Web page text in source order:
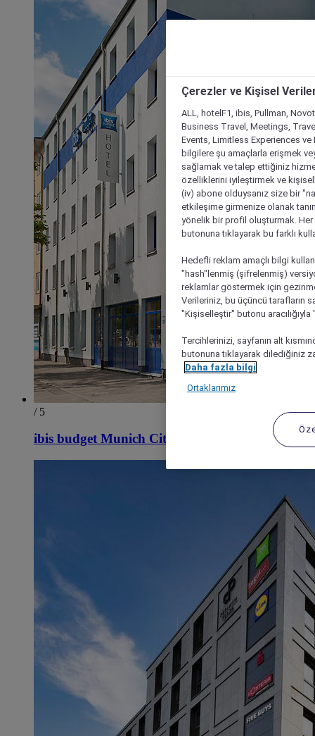
/ 5
ibis budget Munich City South
Çerezler ve Kişisel
ALL, hotelF1, ibis, Pullman,
Business Travel, Meetings,
Events, Limitless Experiences
bilgilere şu amaçlarla erişmek
sağlamak ve talep ettiğiniz
özelliklerini iyileştirmek ve
(iv) abone olduysanız size bir
etkileşime girmenize olanak
yönelik bir profil oluşturmak.
butonuna tıklayarak bu farklı
Hedefli reklam amaçlı bilgi
"hash"lenmiş (şifrelenmiş)
reklamlar göstermek için
Verileriniz, bu üçüncü tarafların
"Kişiselleştir" butonu
Tercihlerinizi, sayfanın alt
butonuna tıklayarak dilediğiniz
Daha fazla bilgi
Ortaklarımız